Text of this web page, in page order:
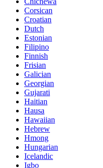
Corsican
Croatian
Dutch
Estonian
Filipino
Finnish
Frisian
Galician
Georgian
Gujarati
Haitian
Hausa
Hawaiian
Hebrew
Hmong
Hungarian
Icelandic
Igbo